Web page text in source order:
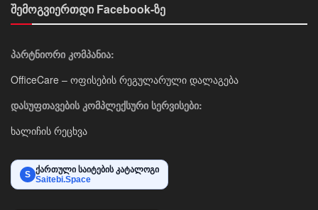
შემოგვიერთდი Facebook-ზე
პარტნიორი კომპანია:
OfficeCare – ოფისების რეგულარული დალაგება
დასუფთავების კომპლექსური სერვისები:
ხალიჩის რეცხვა
S ქართული საიტების კატალოგი
Saitebi.Space